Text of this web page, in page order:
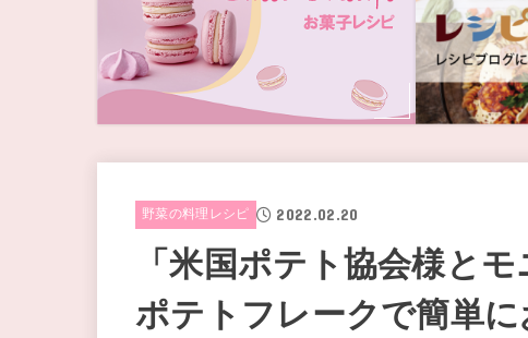
野菜の料理レシピ 2022.02.20
「米国ポテト協会様と
ポテトフレークで簡単